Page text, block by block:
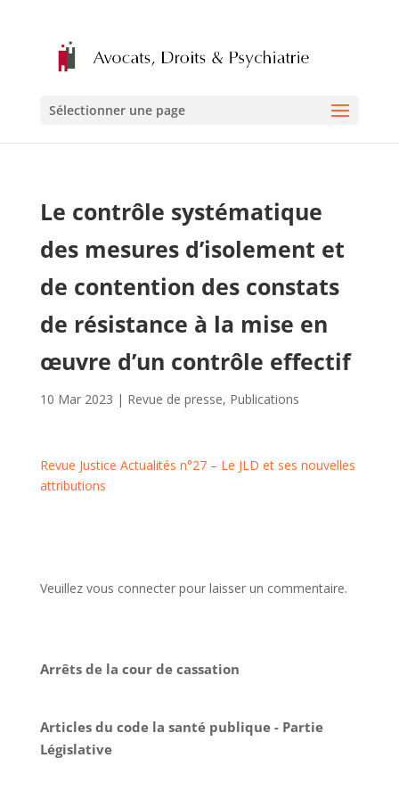
Sélectionner une page
Le contrôle systématique
des mesures d’isolement et
de contention des constats
de résistance à la mise en
œuvre d’un contrôle effectif
10 Mar 2023 | Revue de presse, Publications
Revue Justice Actualités n°27 – Le JLD et ses nouvelles
attributions
Veuillez vous connecter pour laisser un commentaire.
Arrêts de la cour de cassation
Articles du code la santé publique - Partie
Législative